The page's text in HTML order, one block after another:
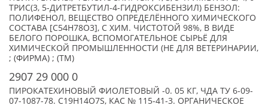
ТРИС(3, 5-ДИТРЕТБУТИЛ-4-ГИДРОКСИБЕНЗИЛ) БЕНЗОЛ:
ПОЛИФЕНОЛ, ВЕЩЕСТВО ОПРЕДЕЛЁННОГО ХИМИЧЕСКОГО
СОСТАВА [C54H78O3], С ХИМ. ЧИСТОТОЙ 98%, В ВИДЕ
БЕЛОГО ПОРОШКА, ВСПОМОГАТЕЛЬНОЕ СЫРЬЁ ДЛЯ
ХИМИЧЕСКОЙ ПРОМЫШЛЕННОСТИ (НЕ ДЛЯ ВЕТЕРИНАРИИ,
; (ФИРМА) ; (TM)
2907 29 000 0
ПИРОКАТЕХИНОВЫЙ ФИОЛЕТОВЫЙ -0. 05 КГ, ЧДА ТУ 6-09-
07-1087-78. C19H14O7S, КАС № 115-41-3. ОРГАНИЧЕСКОЕ